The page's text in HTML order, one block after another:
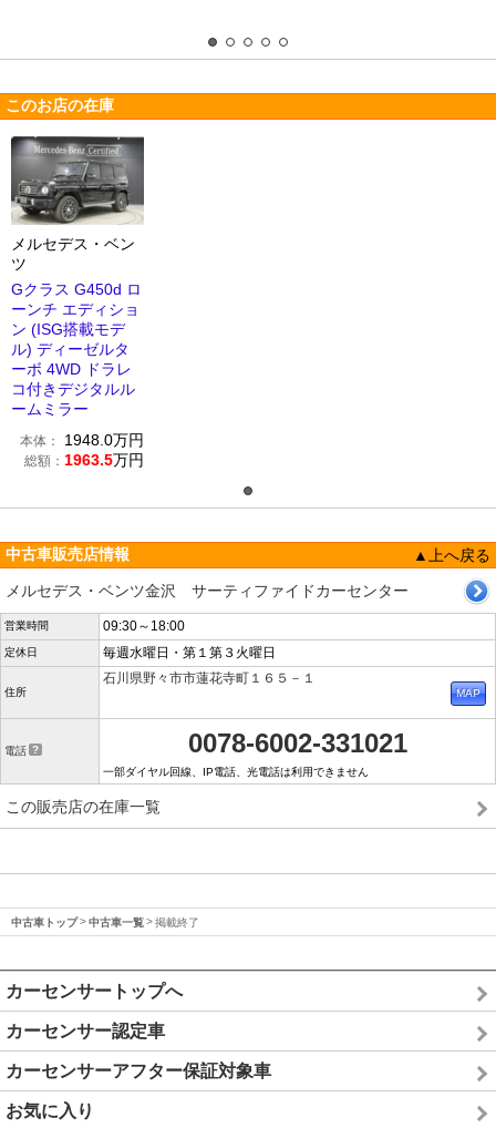
このお店の在庫
メルセデス・ベン
ツ
Gクラス G450d ロ
ーンチ エディショ
ン (ISG搭載モデ
ル) ディーゼルタ
ーボ 4WD ドラレ
コ付きデジタルル
ームミラー
本体： 1948.0万円
総額： 1963.5万円
中古車販売店情報
▲上へ戻る
メルセデス・ベンツ金沢 サーティファイドカーセンター
営業時間 09:30～18:00
定休日 毎週水曜日・第１第３火曜日
住所
石川県野々市市蓮花寺町１６５－１
電話 0078-6002-331021
一部ダイヤル回線、IP電話、光電話は利用できません
この販売店の在庫一覧
中古車トップ 中古車一覧 掲載終了
カーセンサートップへ
カーセンサー認定車
カーセンサーアフター保証対象車
お気に入り